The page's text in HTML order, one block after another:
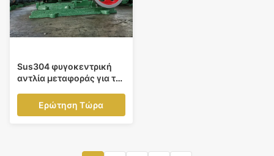
Sus304 φυγοκεντρική
αντλία μεταφοράς για το
καθαρισμού πετρελαίου,
χημικό
Ερώτηση Τώρα